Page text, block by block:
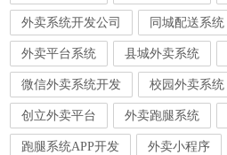
外卖系统开发公司 同城配送系统
外卖平台系统 县城外卖系统
微信外卖系统开发 校园外卖系统
创立外卖平台 外卖跑腿系统
跑腿系统APP开发 外卖小程序